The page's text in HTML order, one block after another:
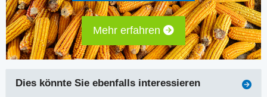
Mehr erfahren
Dies könnte Sie ebenfalls interessieren